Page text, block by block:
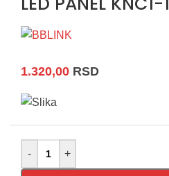
1.320,00 RSD
- +